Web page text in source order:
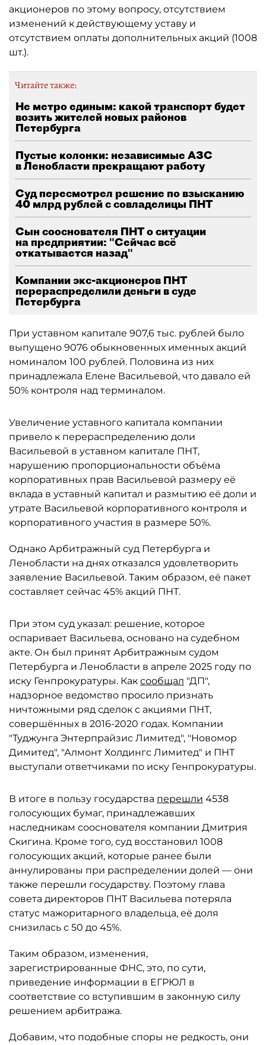
акционеров по этому вопросу, отсутствием
изменений к действующему уставу и
отсутствием оплаты дополнительных акций (1008
шт.).
Читайте также:
Не метро единым: какой транспорт будет
возить жителей новых районов
Петербурга
Пустые колонки: независимые АЗС
в Ленобласти прекращают работу
Суд пересмотрел решение по взысканию
40 млрд рублей с совладелицы ПНТ
Сын сооснователя ПНТ о ситуации
на предприятии: "Сейчас всё
откатывается назад"
Компании экс-акционеров ПНТ
перераспределили деньги в суде
Петербурга
При уставном капитале 907,6 тыс. рублей было
выпущено 9076 обыкновенных именных акций
номиналом 100 рублей. Половина из них
принадлежала Елене Васильевой, что давало ей
50% контроля над терминалом.
Увеличение уставного капитала компании
привело к перераспределению доли
Васильевой в уставном капитале ПНТ,
нарушению пропорциональности объёма
корпоративных прав Васильевой размеру её
вклада в уставный капитал и размытию её доли и
утрате Васильевой корпоративного контроля и
корпоративного участия в размере 50%.
Однако Арбитражный суд Петербурга и
Ленобласти на днях отказался удовлетворить
заявление Васильевой. Таким образом, её пакет
составляет сейчас 45% акций ПНТ.
При этом суд указал: решение, которое
оспаривает Васильева, основано на судебном
акте. Он был принят Арбитражным судом
Петербурга и Ленобласти в апреле 2025 году по
иску Генпрокуратуры. Как сообщал "ДП",
надзорное ведомство просило признать
ничтожными ряд сделок с акциями ПНТ,
совершённых в 2016-2020 годах. Компании
"Туджунга Энтерпрайзис Лимитед", "Новомор
Димитед", "Алмонт Холдингс Лимитед" и ПНТ
выступали ответчиками по иску Генпрокуратуры.
В итоге в пользу государства перешли 4538
голосующих бумаг, принадлежавших
наследникам сооснователя компании Дмитрия
Скигина. Кроме того, суд восстановил 1008
голосующих акций, которые ранее были
аннулированы при распределении долей — они
также перешли государству. Поэтому глава
совета директоров ПНТ Васильева потеряла
статус мажоритарного владельца, её доля
снизилась с 50 до 45%.
Таким образом, изменения,
зарегистрированные ФНС, это, по сути,
приведение информации в ЕГРЮЛ в
соответствие со вступившим в законную силу
решением арбитража.
Добавим, что подобные споры не редкость, они